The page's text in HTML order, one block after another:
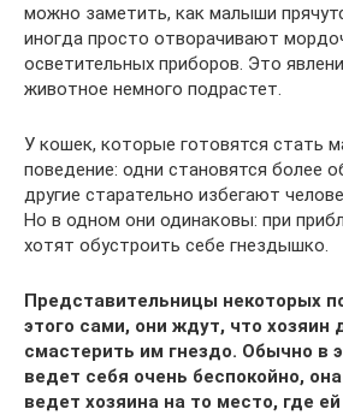
можно заметить, как малыши
иногда просто отворачивают
осветительных приборов. Это
животное немного подрастет.
У кошек, которые готовятся стать
поведение: одни становятся более
другие старательно избегают
Но в одном они одинаковы: при
хотят обустроить себе гнездышко.
Представительницы некоторых
этого сами, они ждут, что хозяин
смастерить им гнездо. Обычно в
ведет себя очень беспокойно,
ведет хозяина на то место, где